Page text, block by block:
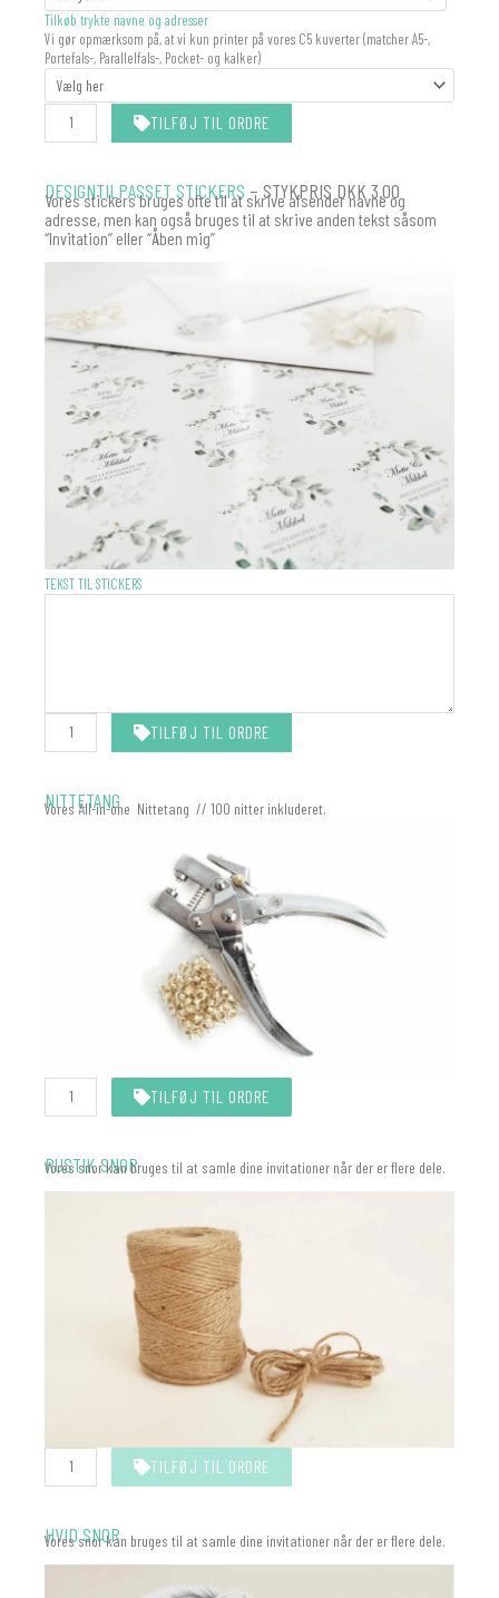
Tilkøb trykte navne og adresser
Vi gør opmærksom på, at vi kun printer på vores C5 kuverter (matcher A5-,
Portefals-, Parallelfals-, Pocket- og kalker)
TILFØJ TIL ORDRE
DESIGNTILPASSET STICKERS – STYKPRIS DKK 3.00
Vores stickers bruges ofte til at skrive afsender navne og
adresse, men kan også bruges til at skrive anden tekst såsom
“Invitation” eller “Åben mig”
TEKST TIL STICKERS
STICKERS
TILFØJ TIL ORDRE
NITTETANG
Vores All-in-one Nittetang // 100 nitter inkluderet.
Nittetang
In-
(Eyelet)
antal
TILFØJ TIL ORDRE
RUSTIK SNOR
Vores snor kan bruges til at samle dine invitationer når der er flere dele.
antal
TILFØJ TIL ORDRE
HVID SNOR
Vores snor kan bruges til at samle dine invitationer når der er flere dele.